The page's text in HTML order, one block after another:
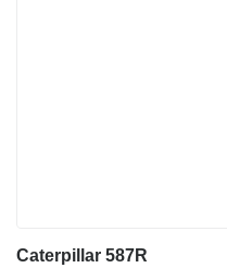
Caterpillar 587R